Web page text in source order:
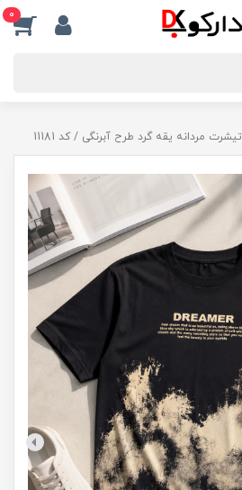
0
تیشرت مردانه یقه گرد طرح آبرنگی / کد 11181